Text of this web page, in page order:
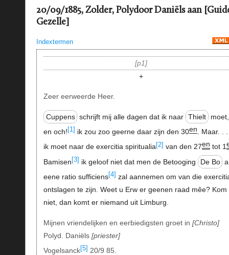
20/09/1885, Zolder, Polydoor Daniëls aan
Gezelle]
Indextermen
p1
+
Zeer eerweerde Heer.
Cuppens schrijft mij alle dagen dat ik naar Thielt
moet,
en och! [1] ik zou zoo geerne daar zijn den 30en. Maar. .
ik moet naar de exercitia spiritualia[2] van den 27entot 1
Bamisen [3] ik geloof niet dat men de Betooging De Bo
eene ratio sufficiens[4] zal aannemen om van die
ontslagen te zijn. Weet u Erw er geenen raad mêe? Kom
niet, dan komt er niemand uit Limburg.
Mijnen vriendelijken en eerbiedigsten groet in Christo
Polyd. Daniëls priester
Vogelsanck[5] 20/9 85.